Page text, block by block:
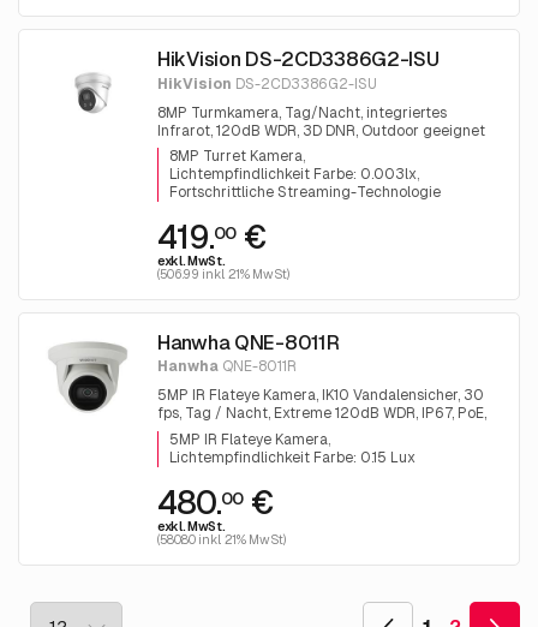
HikVision DS-2CD3386G2-ISU
HikVision DS-2CD3386G2-ISU
8MP Turmkamera, Tag/Nacht, integriertes
Infrarot, 120dB WDR, 3D DNR, Outdoor geeignet
Outdoor
8MP Turret Kamera
Lichtempfindlichkeit Farbe: 0.003lx
Fortschrittliche Streaming-Technologie
419.00€
exkl. MwSt.
(506.99 inkl. 21% MwSt)
Hanwha QNE-8011R
Hanwha QNE-8011R
5MP IR Flateye Kamera, IK10 Vandalensicher, 30
fps, Tag / Nacht, Extreme 120dB WDR, IP67, PoE,
2,8 mm festes Objektiv
5MP IR Flateye Kamera
Lichtempfindlichkeit Farbe: 0.15 Lux
480.00€
exkl. MwSt.
(580.80 inkl. 21% MwSt)